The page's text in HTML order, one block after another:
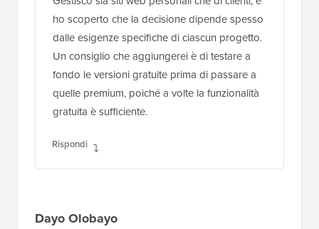
ho scoperto che la decisione dipende spesso
dalle esigenze specifiche di ciascun progetto.
Un consiglio che aggiungerei è di testare a
fondo le versioni gratuite prima di passare a
quelle premium, poiché a volte la funzionalità
gratuita è sufficiente.
Rispondi
Dayo Olobayo